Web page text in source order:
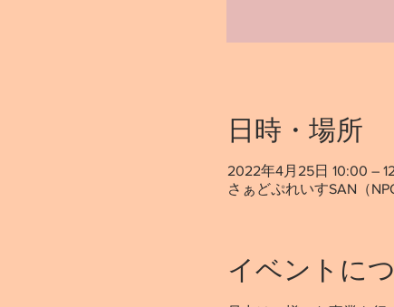
日時・場所
2022年4月25日 10:00 –
さぁどぷれいすSAN（
イベントに